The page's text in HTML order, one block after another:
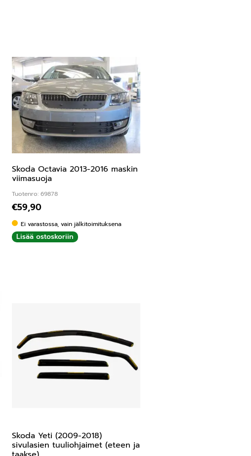
Skoda Octavia 2013-2016 maskin
viimasuoja
Tuotenro: 69878
€59,90
Ei varastossa, vain jälkitoimituksena
Lisää ostoskoriin
Skoda Yeti (2009-2018)
sivulasien tuuliohjaimet (eteen ja